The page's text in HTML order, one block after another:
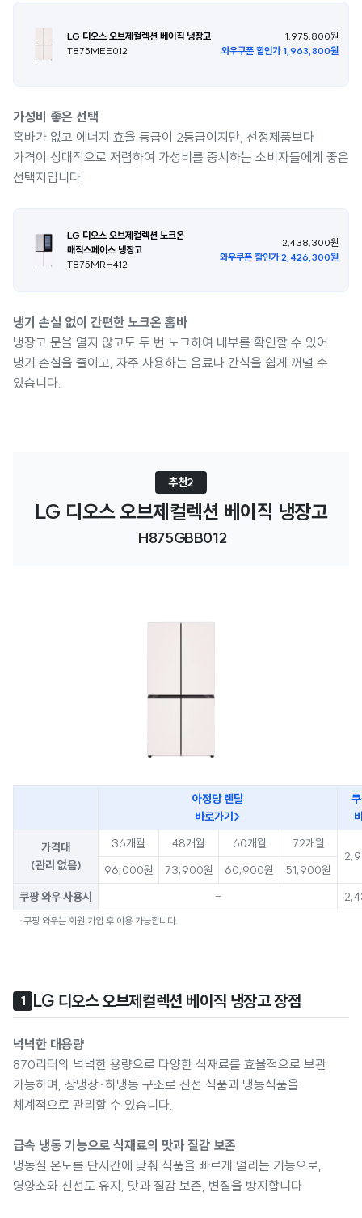
LG 디오스 오브제컬렉션 베이직 냉장고
T875MEE012
1,975,800원
와우쿠폰 할인가 1,963,800원
가성비 좋은 선택
홈바가 없고 에너지 효율 등급이 2등급이지만, 선정제품보다
가격이 상대적으로 저렴하여 가성비를 중시하는 소비자들에게 좋은
선택지입니다.
LG 디오스 오브제컬렉션 노크온
매직스페이스 냉장고
T875MRH412
2,438,300원
와우쿠폰 할인가 2,426,300원
냉기 손실 없이 간편한 노크온 홈바
냉장고 문을 열지 않고도 두 번 노크하여 내부를 확인할 수 있어
냉기 손실을 줄이고, 자주 사용하는 음료나 간식을 쉽게 꺼낼 수
있습니다.
추천2
LG 디오스 오브제컬렉션 베이직 냉장고
H875GBB012
아정당 렌탈
바로가기>
가격대
(관리 없음)
36개월 48개월 60개월
72개월
96,000원
73,900원 60,900원
51,900원
쿠팡 와우 사용시
-
·쿠팡 와우는 회원 가입 후 이용 가능합니다.
1 LG 디오스 오브제컬렉션 베이직 냉장고 장점
넉넉한 대용량
870리터의 넉넉한 용량으로 다양한 식재료를 효율적으로 보관
가능하며, 상냉장·하냉동 구조로 신선 식품과 냉동식품을
체계적으로 관리할 수 있습니다.
급속 냉동 기능으로 식재료의 맛과 질감 보존
냉동실 온도를 단시간에 낮춰 식품을 빠르게 얼리는 기능으로,
영양소와 신선도 유지, 맛과 질감 보존, 변질을 방지합니다.